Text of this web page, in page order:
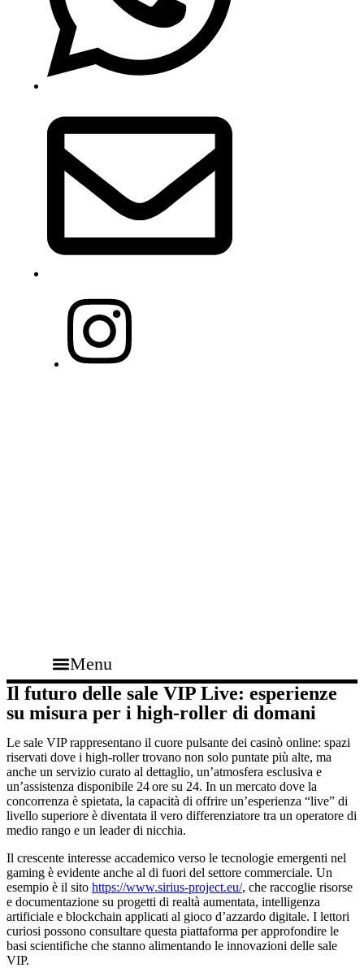
Menu
Il futuro delle sale VIP Live: esperienze
su misura per i high‑roller di domani
Le sale VIP rappresentano il cuore pulsante dei casinò online: spazi
riservati dove i high‑roller trovano non solo puntate più alte, ma
anche un servizio curato al dettaglio, un’atmosfera esclusiva e
un’assistenza disponibile 24 ore su 24. In un mercato dove la
concorrenza è spietata, la capacità di offrire un’esperienza “live” di
livello superiore è diventata il vero differenziatore tra un operatore di
medio rango e un leader di nicchia.
Il crescente interesse accademico verso le tecnologie emergenti nel
gaming è evidente anche al di fuori del settore commerciale. Un
esempio è il sito https://www.sirius-project.eu/, che raccoglie risorse
e documentazione su progetti di realtà aumentata, intelligenza
artificiale e blockchain applicati al gioco d’azzardo digitale. I lettori
curiosi possono consultare questa piattaforma per approfondire le
basi scientifiche che stanno alimentando le innovazioni delle sale
VIP.